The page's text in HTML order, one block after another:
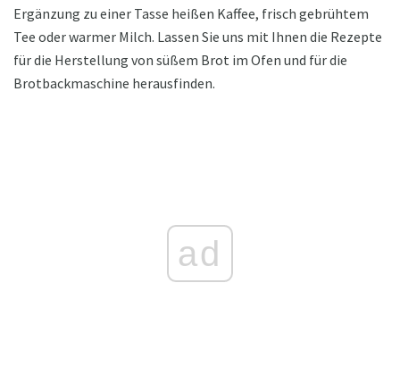
Ergänzung zu einer Tasse heißen Kaffee, frisch gebrühtem
Tee oder warmer Milch. Lassen Sie uns mit Ihnen die Rezepte
für die Herstellung von süßem Brot im Ofen und für die
Brotbackmaschine herausfinden.
ad